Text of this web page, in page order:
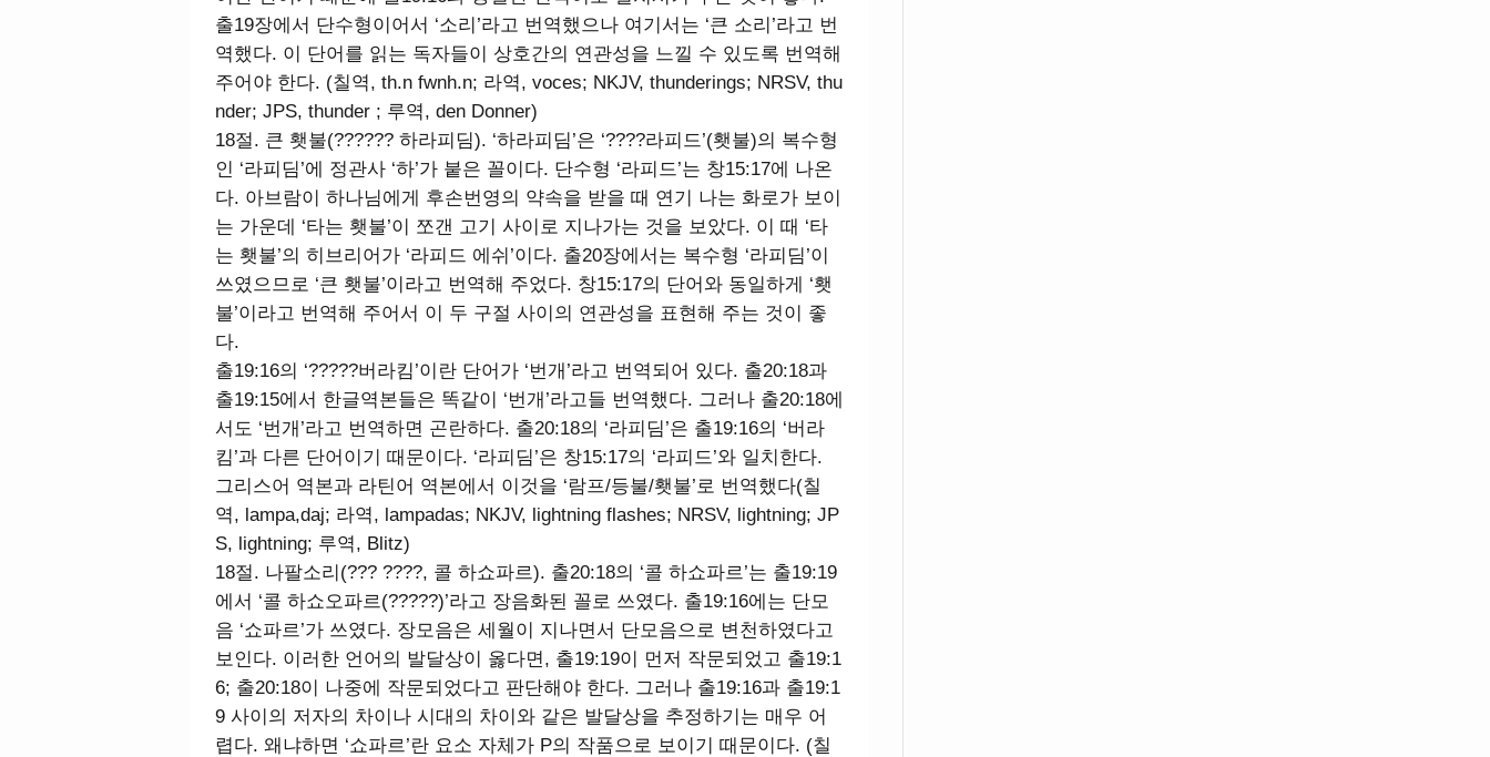
출19장에서 단수형이어서 ‘소리’라고 번역했으나 여기서는 ‘큰 소리’라고 번
역했다. 이 단어를 읽는 독자들이 상호간의 연관성을 느낄 수 있도록 번역해
주어야 한다. (칠역, th.n fwnh.n; 라역, voces; NKJV, thunderings; NRSV, thu
nder; JPS, thunder ; 루역, den Donner)
18절. 큰 횃불(?????? 하라피딤). ‘하라피딤’은 ‘????라피드’(횃불)의 복수형
인 ‘라피딤’에 정관사 ‘하’가 붙은 꼴이다. 단수형 ‘라피드’는 창15:17에 나온
다. 아브람이 하나님에게 후손번영의 약속을 받을 때 연기 나는 화로가 보이
는 가운데 ‘타는 횃불’이 쪼갠 고기 사이로 지나가는 것을 보았다. 이 때 ‘타
는 횃불’의 히브리어가 ‘라피드 에쉬’이다. 출20장에서는 복수형 ‘라피딤’이
쓰였으므로 ‘큰 횃불’이라고 번역해 주었다. 창15:17의 단어와 동일하게 ‘횃
불’이라고 번역해 주어서 이 두 구절 사이의 연관성을 표현해 주는 것이 좋
다.
출19:16의 ‘?????버라킴’이란 단어가 ‘번개’라고 번역되어 있다. 출20:18과
출19:15에서 한글역본들은 똑같이 ‘번개’라고들 번역했다. 그러나 출20:18에
서도 ‘번개’라고 번역하면 곤란하다. 출20:18의 ‘라피딤’은 출19:16의 ‘버라
킴’과 다른 단어이기 때문이다. ‘라피딤’은 창15:17의 ‘라피드’와 일치한다.
그리스어 역본과 라틴어 역본에서 이것을 ‘람프/등불/횃불’로 번역했다(칠
역, lampa,daj; 라역, lampadas; NKJV, lightning flashes; NRSV, lightning; JP
S, lightning; 루역, Blitz)
18절. 나팔소리(??? ????, 콜 하쇼파르). 출20:18의 ‘콜 하쇼파르’는 출19:19
에서 ‘콜 하쇼오파르(?????)’라고 장음화된 꼴로 쓰였다. 출19:16에는 단모
음 ‘쇼파르’가 쓰였다. 장모음은 세월이 지나면서 단모음으로 변천하였다고
보인다. 이러한 언어의 발달상이 옳다면, 출19:19이 먼저 작문되었고 출19:1
6; 출20:18이 나중에 작문되었다고 판단해야 한다. 그러나 출19:16과 출19:1
9 사이의 저자의 차이나 시대의 차이와 같은 발달상을 추정하기는 매우 어
렵다. 왜냐하면 ‘쇼파르’란 요소 자체가 P의 작품으로 보이기 때문이다. (칠